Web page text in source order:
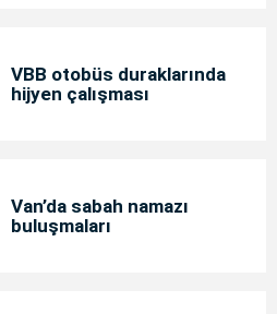
VBB otobüs duraklarında
hijyen çalışması
Van’da sabah namazı
buluşmaları